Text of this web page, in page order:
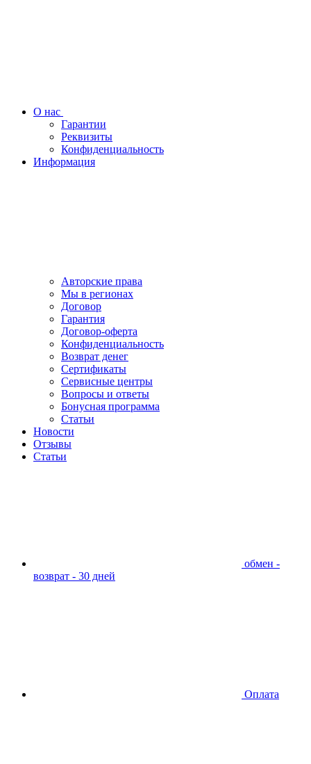
О нас
Гарантии
Реквизиты
Конфиденциальность
Информация
Авторские права
Мы в регионах
Договор
Гарантия
Договор-оферта
Конфиденциальность
Возврат денег
Сертификаты
Сервисные центры
Вопросы и ответы
Бонусная программа
Статьи
Новости
Отзывы
Статьи
обмен -
возврат - 30 дней
Оплата